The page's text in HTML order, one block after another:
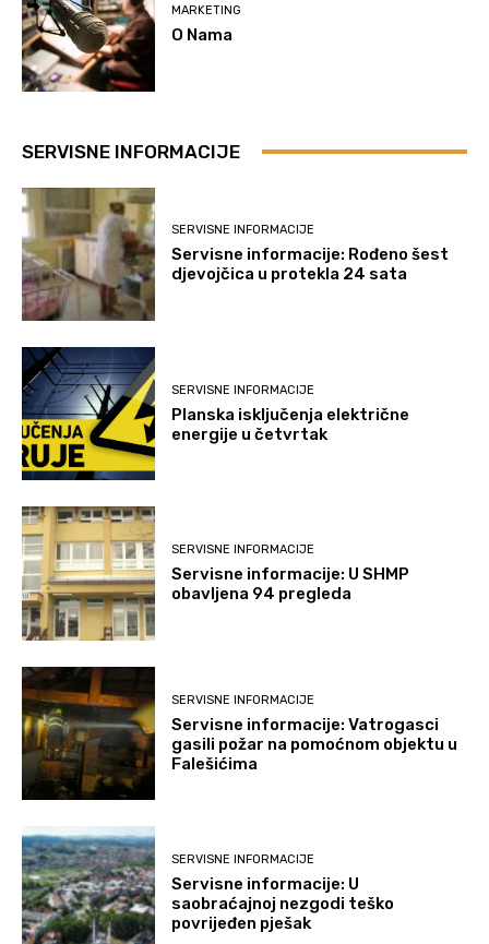
MARKETING
O Nama
SERVISNE INFORMACIJE
SERVISNE INFORMACIJE
Servisne informacije: Rođeno šest
djevojčica u protekla 24 sata
SERVISNE INFORMACIJE
Planska isključenja električne
energije u četvrtak
SERVISNE INFORMACIJE
Servisne informacije: U SHMP
obavljena 94 pregleda
SERVISNE INFORMACIJE
Servisne informacije: Vatrogasci
gasili požar na pomoćnom objektu u
Falešićima
SERVISNE INFORMACIJE
Servisne informacije: U
saobraćajnoj nezgodi teško
povrijeđen pješak